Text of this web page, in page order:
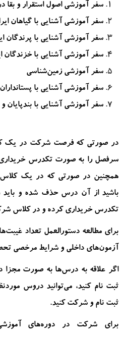
سفر آموزشی اصول استقرار و بقا
سفر آموزشی آشنایی با گیاهان
سفر آموزشی آشنایی با پرندگان
سفر آموزشی آشنایی با خزندگان
سفر آموزشی زمین‌شناسی
سفر آموزشی آشنایی با
سفر آموزشی آشنایی با بندپایان
در صورتی که فرصت شرکت در یک
سرفصل را به صورت تکدرس
همچنین در صورتی که در یک
باشید از آن درس حذف شده و
تکدرس خریداری کرده و در کلاس
برای مطالعه دستورالعمل تعداد
آزمون‌های داخلی و شرایط مرخصی
اگر علاقه به درس‌ها به صورت مجزا
ثبت نام کنید، می‌توانید دروس
ثبت نام و شرکت کنید.
برای شرکت در دوره‌های